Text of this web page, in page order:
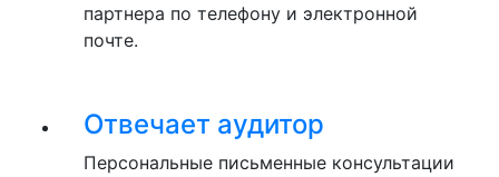
партнера по телефону и электронной
почте.
Отвечает аудитор
Персональные письменные консультации